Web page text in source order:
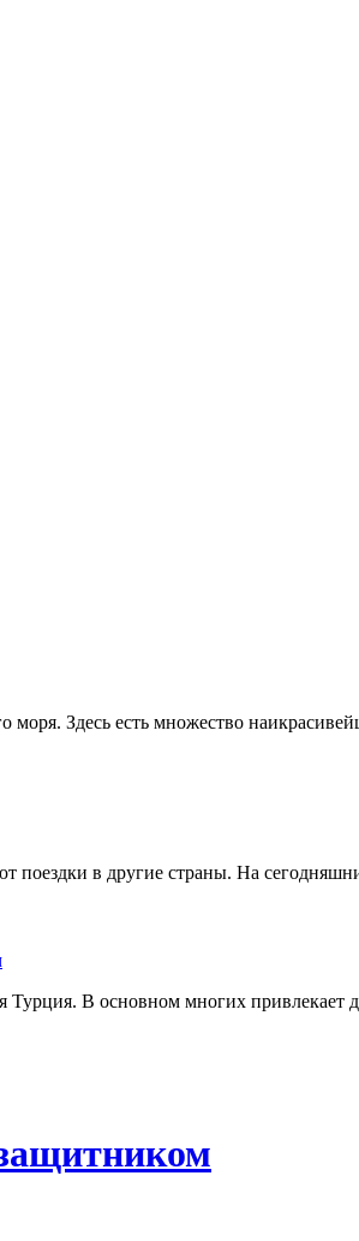
Здесь есть множество
поездки в другие страны. На
В основном многих привлекает